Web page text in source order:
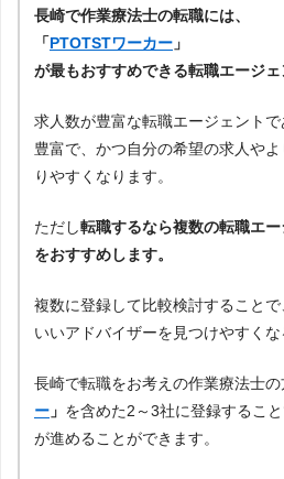
長崎で作業療法士の転職には、
「PTOTSTワーカー 」
が最もおすすめできる転職エージェ
求人数が豊富な転職エージェント
豊富で、かつ自分の希望の求人や
りやすくなります。
ただし転職するなら複数の転職エ
をおすすめします。
複数に登録して比較検討すること
いいアドバイザーを見つけやすくな
長崎で転職をお考えの作業療法士の
ー 」 を含めた2～3社に登録するこ
が進めることができます。